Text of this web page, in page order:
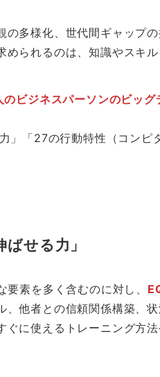
の多様化、世代間ギャップの
められるのは、知識やスキル
ビジネスパーソンのビッグ
」「27の行動特性（コン
せる力」
素を多く含むのに対し、
、他者との信頼関係構築、
ぐに使えるトレーニング方